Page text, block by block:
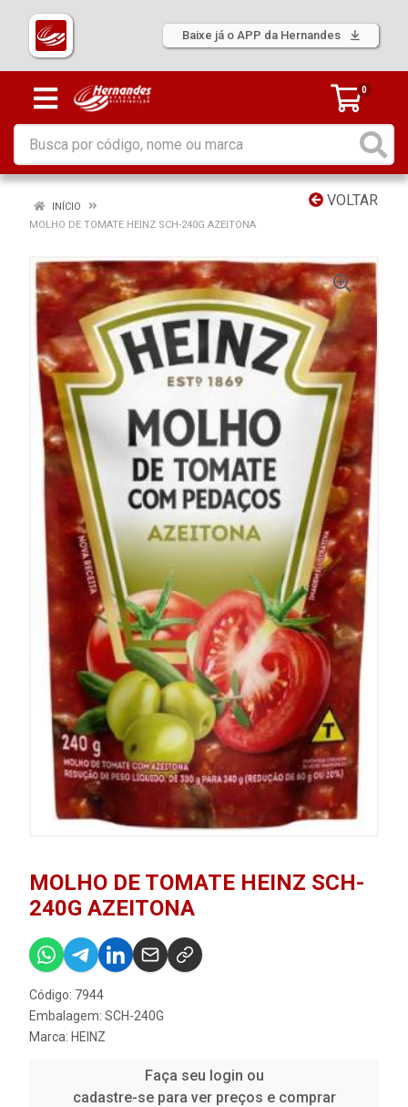
Baixe já o APP da Hernandes
0
VOLTAR
INÍCIO
MOLHO DE TOMATE HEINZ SCH-240G AZEITONA
MOLHO DE TOMATE HEINZ SCH-
240G AZEITONA
Código: 7944
Embalagem: SCH-240G
Marca: HEINZ
Faça seu login ou
cadastre-se para ver preços e comprar